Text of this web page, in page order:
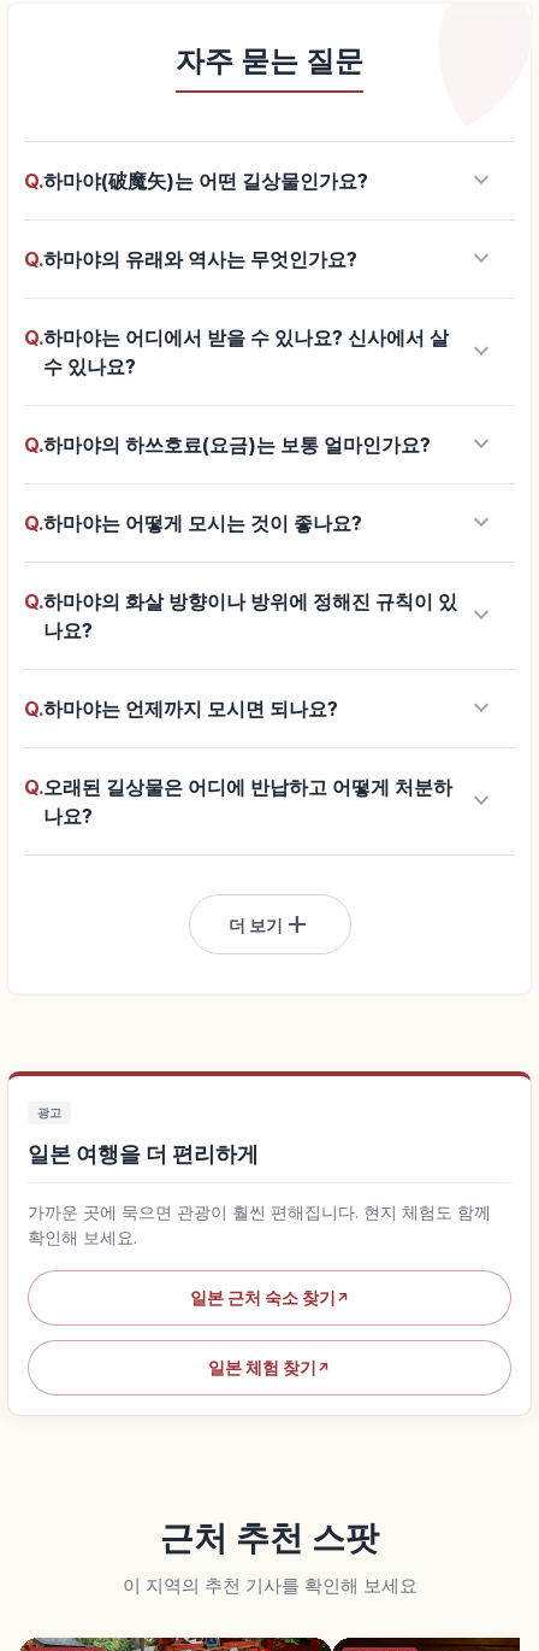
자주 묻는 질문
Q.하마야(破魔矢)는 어떤 길상물인가요? keyboard_arrow_down
Q.하마야의 유래와 역사는 무엇인가요? keyboard_arrow_down
Q.하마야는 어디에서 받을 수 있나요? 신사에서 살
수 있나요?
keyboard_arrow_down
Q.하마야의 하쓰호료(요금)는 보통 얼마인가요? keyboard_arrow_down
Q.하마야는 어떻게 모시는 것이 좋나요? keyboard_arrow_down
Q.하마야의 화살 방향이나 방위에 정해진 규칙이 있
나요?
keyboard_arrow_down
Q.하마야는 언제까지 모시면 되나요? keyboard_arrow_down
Q.오래된 길상물은 어디에 반납하고 어떻게 처분하
나요?
keyboard_arrow_down
더 보기 add
광고
일본 여행을 더 편리하게
가까운 곳에 묵으면 관광이 훨씬 편해집니다. 현지 체험도 함께
확인해 보세요.
일본 근처 숙소 찾기 ↗
일본 체험 찾기 ↗
근처 추천 스팟
이 지역의 추천 기사를 확인해 보세요